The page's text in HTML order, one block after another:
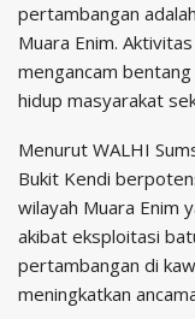
pertambangan
Muara Enim.
mengancam
hidup masyarakat
Menurut WALHI
Bukit Kendi
wilayah Muara Enim
akibat eksploitasi
pertambangan di
meningkatkan